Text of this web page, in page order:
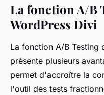
La fonction A/B
WordPress Divi
La fonction A/B Testing
présente plusieurs
permet d'accroître la
l'outil des tests